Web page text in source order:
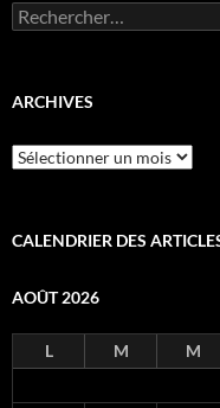
Rechercher :
ARCHIVES
Archives
CALENDRIER DES
AOÛT 2026
L M M